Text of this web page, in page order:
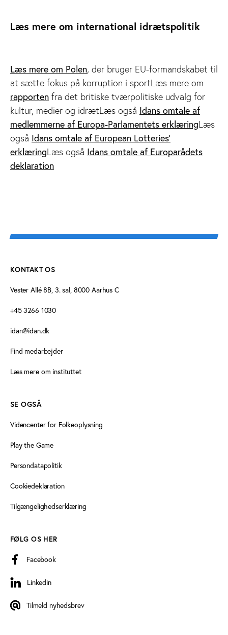
Læs mere om international idrætspolitik
Læs mere om Polen, der bruger EU-formandskabet til
at sætte fokus på korruption i sportLæs mere om
rapporten fra det britiske tværpolitiske udvalg for
kultur, medier og idrætLæs også Idans omtale af
medlemmerne af Europa-Parlamentets erklæringLæs
også Idans omtale af European Lotteries'
erklæringLæs også Idans omtale af Europarådets
deklaration
KONTAKT OS
Vester Allé 8B, 3. sal, 8000 Aarhus C
+45 3266 1030
idan@idan.dk
Find medarbejder
Læs mere om instituttet
SE OGSÅ
Videncenter for Folkeoplysning
Play the Game
Persondatapolitik
Cookiedeklaration
Tilgængelighedserklæring
FØLG OS HER
Facebook
Linkedin
Linkedin
Tilmeld nyhedsbrev
Tilmeld nyhedsbrev